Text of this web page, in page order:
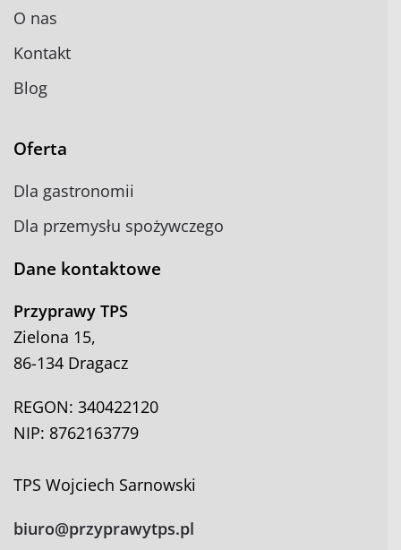
O nas
Kontakt
Blog
Oferta
Dla gastronomii
Dla przemysłu spożywczego
Dane kontaktowe
Przyprawy TPS
Zielona 15,
86-134 Dragacz
REGON: 340422120
NIP: 8762163779
TPS Wojciech Sarnowski
biuro@przyprawytps.pl